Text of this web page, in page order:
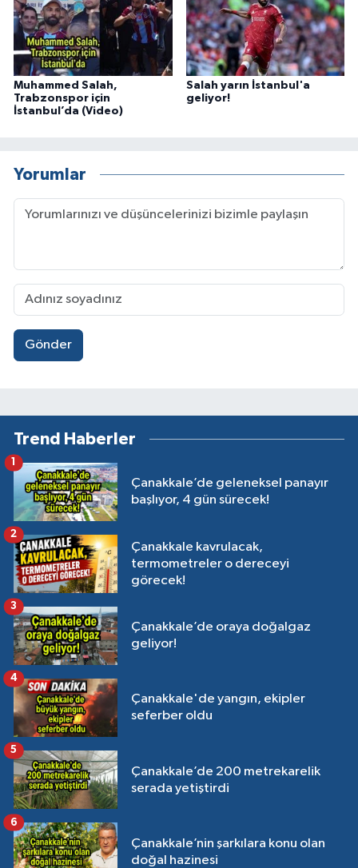
Muhammed Salah,
Trabzonspor için
İstanbul’da (Video)
Salah yarın İstanbul'a
geliyor!
Yorumlar
Gönder
Trend Haberler
Çanakkale’de geleneksel panayır
başlıyor, 4 gün sürecek!
1
Çanakkale kavrulacak,
termometreler o dereceyi
görecek!
2
Çanakkale’de oraya doğalgaz
geliyor!
3
Çanakkale'de yangın, ekipler
seferber oldu
4
Çanakkale’de 200 metrekarelik
serada yetiştirdi
5
Çanakkale’nin şarkılara konu olan
doğal hazinesi
6